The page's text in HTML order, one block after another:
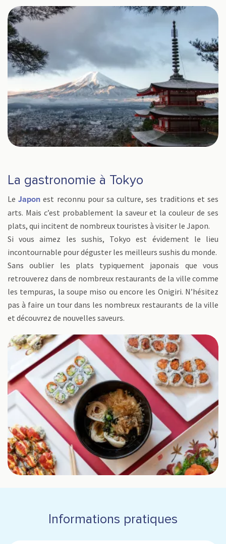
La gastronomie à Tokyo
LeJapon est reconnu pour sa culture, ses traditions et ses
arts. Mais c’est probablement la saveur et la couleur de ses
plats, qui incitent de nombreux touristes à visiter le Japon.
Si vous aimez les sushis, Tokyo est évidement le lieu
incontournable pour déguster les meilleurs sushis du monde.
Sans oublier les plats typiquement japonais que vous
retrouverez dans de nombreux restaurants de la ville comme
les tempuras, la soupe miso ou encore les Onigiri. N’hésitez
pas à faire un tour dans les nombreux restaurants de la ville
et découvrez de nouvelles saveurs.
Informations pratiques